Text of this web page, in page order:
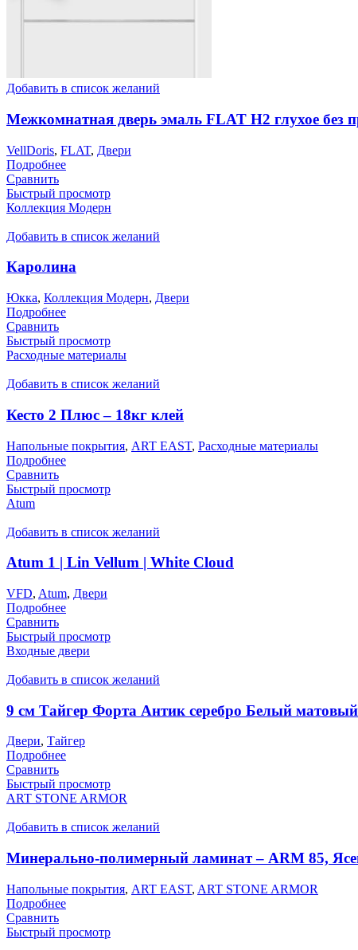
Добавить в список желаний
Межкомнатная дверь эмаль FLAT H2 глухое без
VellDoris, FLAT, Двери
Подробнее
Сравнить
Быстрый просмотр
Коллекция Модерн
Добавить в список желаний
Каролина
Юкка, Коллекция Модерн, Двери
Подробнее
Сравнить
Быстрый просмотр
Расходные материалы
Добавить в список желаний
Кесто 2 Плюс – 18кг клей
Напольные покрытия, ART EAST, Расходные материалы
Подробнее
Сравнить
Быстрый просмотр
Atum
Добавить в список желаний
Atum 1 | Lin Vellum | White Cloud
VFD, Atum, Двери
Подробнее
Сравнить
Быстрый просмотр
Входные двери
Добавить в список желаний
9 см Тайгер Форта Антик серебро Белый матовый
Двери, Тайгер
Подробнее
Сравнить
Быстрый просмотр
ART STONE ARMOR
Добавить в список желаний
Минерально-полимерный ламинат – ARM 85,
Напольные покрытия, ART EAST, ART STONE ARMOR
Подробнее
Сравнить
Быстрый просмотр